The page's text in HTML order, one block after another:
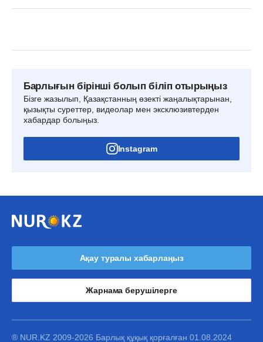
Барлығын бірінші болып біліп отырыңыз
Бізге жазылып, Қазақстанның өзекті жаңалықтарынан,
қызықты суреттер, видеолар мен эксклюзивтерден
хабардар болыңыз.
Instagram
Ақау туралы хабарлаңыз
Жарнама берушілерге
® NUR.KZ 2009-2026 Барлық құқық қорғалған 01.08.2024